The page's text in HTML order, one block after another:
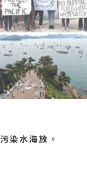
染水海放。